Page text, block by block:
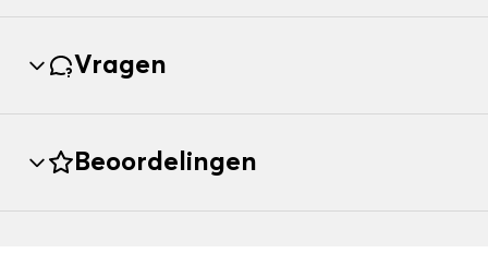
Vragen
Beoordelingen